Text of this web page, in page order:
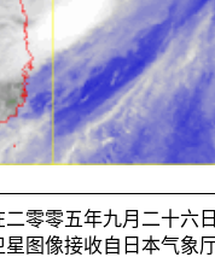
二零零五年九月二十六
星图像接收自日本气象